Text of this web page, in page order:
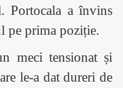
Portocala a învins
pe prima poziție.
meci tensionat și
le-a dat dureri de